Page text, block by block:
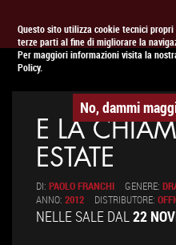
Questo sito utilizza cookie tecnici propri
terze parti al fine di migliorare la
Per maggiori informazioni visita la
Policy.
No, dammi
APPUNTAMENTO AL
E LA
ESTATE
DI: PAOLO FRANCHI GENERE:
ANNO: 2012 DISTRIBUTORE:
NELLE SALE DAL22